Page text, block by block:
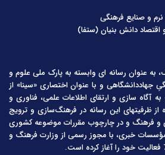
و صنایع فرهنگی
دانش بنیان (ستفا)
به عنوان رسانه ای وابسته به پارک ملی علوم و
جهاددانشگاهی و با عنوان اختصاری «سینا» از
کمک به آگاه سازی و ارتقای اطلاعات علمی، فناوری و
از ظرفیتهای این رسانه در فرهنگ‌سازی و ترویج
و فرهنگ و در چارچوب مقررات موضوعه کشوری
خبری، با مجوز رسمی از وزارت فرهنگ و